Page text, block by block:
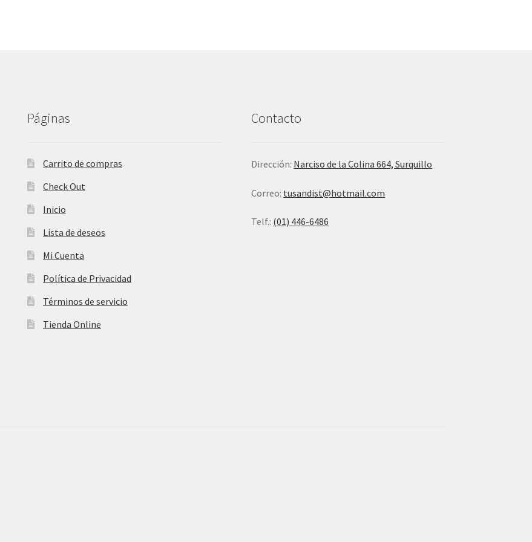
Páginas
Carrito de compras
Check Out
Inicio
Lista de deseos
Mi Cuenta
Política de Privacidad
Términos de servicio
Tienda Online
Contacto
Dirección: Narciso de la Colina 664, Surquillo
Correo: tusandist@hotmail.com
Telf.: (01) 446-6486